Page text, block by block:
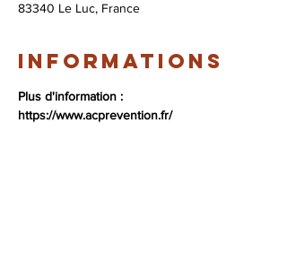
83340 Le Luc, France
Informations
Plus d'information :
https://www.acprevention.fr/